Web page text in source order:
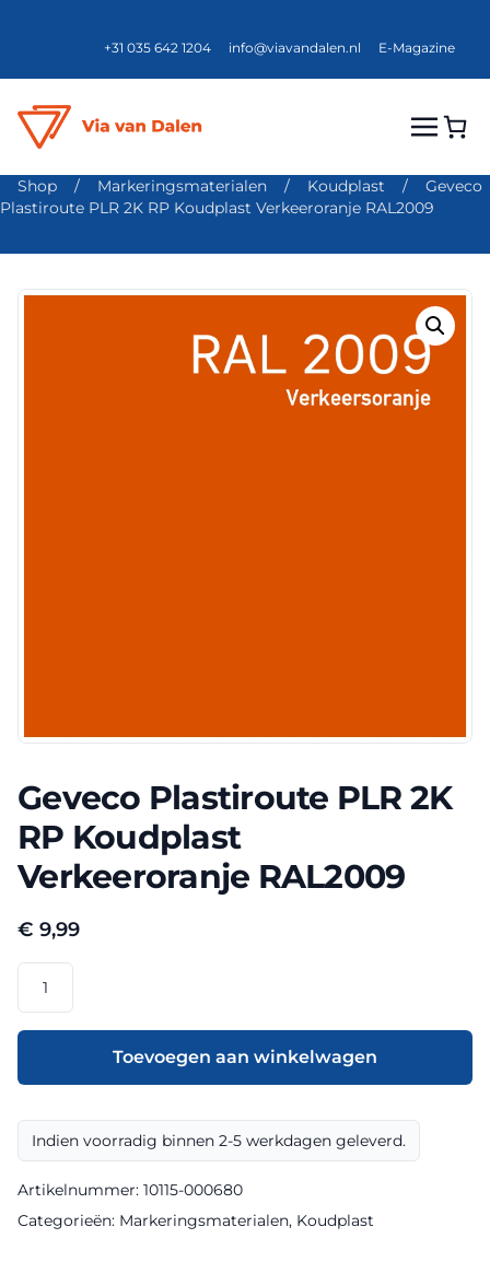
+31 035 642 1204 info@viavandalen.nl E-Magazine
Shop / Markeringsmaterialen / Koudplast /
Geveco
Plastiroute PLR 2K RP Koudplast Verkeeroranje RAL2009
Geveco Plastiroute PLR 2K
RP Koudplast
Verkeeroranje RAL2009
€ 9,99
Plastiroute
PLR
RP
Verkeeroranje
RAL2009
aantal
Toevoegen aan winkelwagen
Indien voorradig binnen 2-5 werkdagen geleverd.
Artikelnummer: 10115-000680
Categorieën: Markeringsmaterialen, Koudplast